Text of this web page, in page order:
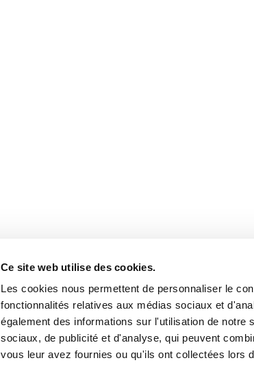
Ce site web utilise des cookies.
Les cookies nous permettent de personnaliser le
fonctionnalités relatives aux médias sociaux et
également des informations sur l'utilisation de notre
sociaux, de publicité et d'analyse, qui peuvent
vous leur avez fournies ou qu'ils ont collectées lors